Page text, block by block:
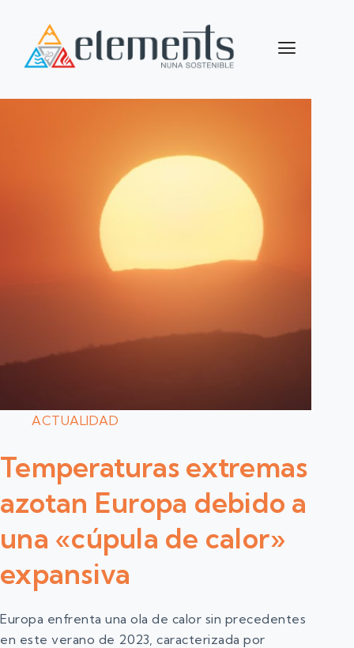
ACTUALIDAD
Temperaturas extremas
azotan Europa debido a
una «cúpula de calor»
expansiva
Europa enfrenta una ola de calor sin precedentes
en este verano de 2023, caracterizada por